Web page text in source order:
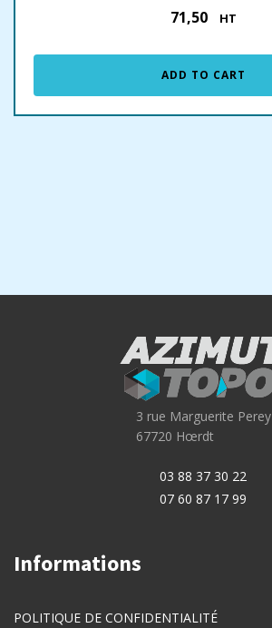
71,50€ HT
ADD TO CART
3 rue Marguerite Perey
67720 Hœrdt
03 88 37 30 22
07 60 87 17 99
Informations
POLITIQUE DE CONFIDENTIALITÉ